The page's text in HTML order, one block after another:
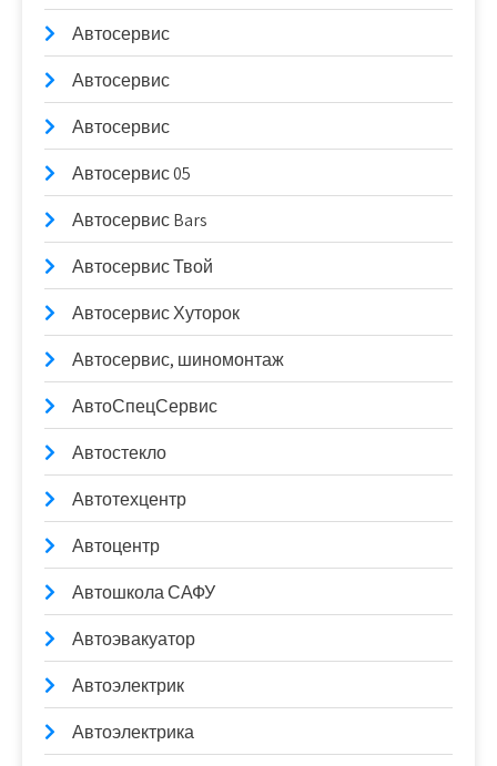
Автосервис
Автосервис
Автосервис
Автосервис 05
Автосервис Bars
Автосервис Твой
Автосервис Хуторок
Автосервис, шиномонтаж
АвтоСпецСервис
Автостекло
Автотехцентр
Автоцентр
Автошкола САФУ
Автоэвакуатор
Автоэлектрик
Автоэлектрика